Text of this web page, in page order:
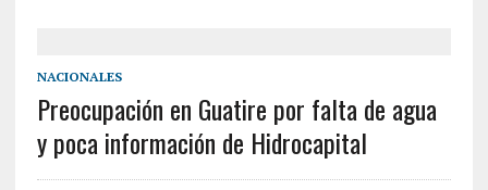
NACIONALES
Preocupación en Guatire por falta de agua
y poca información de Hidrocapital